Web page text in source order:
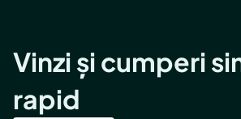
Vinzi și cumperi
rapid